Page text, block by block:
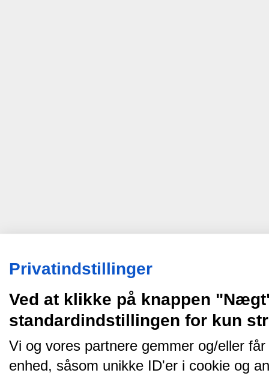
Privatindstillinger
Ved at klikke på knappen
standardindstillingen for kun
Vi og vores partnere gemmer og/eller
enhed, såsom unikke ID'er i cookie og